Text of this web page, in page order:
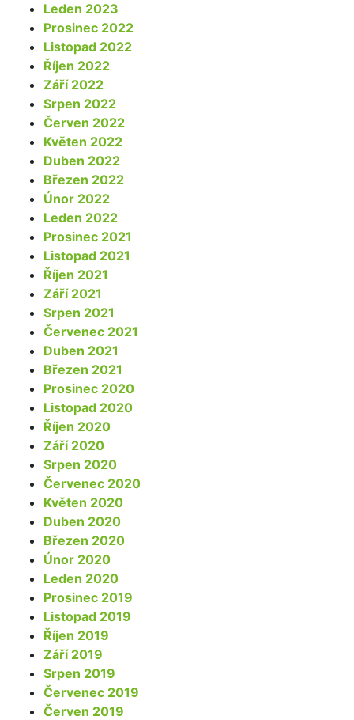
Leden 2023
Prosinec 2022
Listopad 2022
Říjen 2022
Září 2022
Srpen 2022
Červen 2022
Květen 2022
Duben 2022
Březen 2022
Únor 2022
Leden 2022
Prosinec 2021
Listopad 2021
Říjen 2021
Září 2021
Srpen 2021
Červenec 2021
Duben 2021
Březen 2021
Prosinec 2020
Listopad 2020
Říjen 2020
Září 2020
Srpen 2020
Červenec 2020
Květen 2020
Duben 2020
Březen 2020
Únor 2020
Leden 2020
Prosinec 2019
Listopad 2019
Říjen 2019
Září 2019
Srpen 2019
Červenec 2019
Červen 2019